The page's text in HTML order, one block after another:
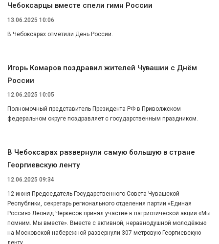
Чебоксарцы вместе спели гимн России
13.06.2025 10:06
В Чебоксарах отметили День России.
Игорь Комаров поздравил жителей Чувашии с Днём
России
12.06.2025 10:05
Полномочный представитель Президента РФ в Приволжском
федеральном округе поздравляет с государственным праздником.
В Чебоксарах развернули самую большую в стране
Георгиевскую ленту
12.06.2025 09:34
12 июня Председатель Государственного Совета Чувашской
Республики, секретарь регионального отделения партии «Единая
Россия» Леонид Черкесов принял участие в патриотической акции «Мы
помним. Мы вместе». Вместе с активной, неравнодушной молодёжью
на Московской набережной развернули 307-метровую Георгиевскую
ленту.